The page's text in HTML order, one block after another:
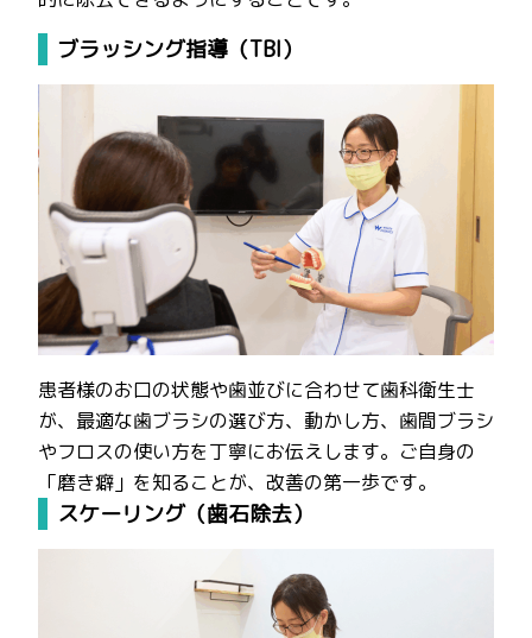
ブラッシング指導（TBI）
患者様のお口の状態や歯並びに合わせて歯科衛生士
が、最適な歯ブラシの選び方、動かし方、歯間ブラシ
やフロスの使い方を丁寧にお伝えします。ご自身の
「磨き癖」を知ることが、改善の第一歩です。
スケーリング（歯石除去）